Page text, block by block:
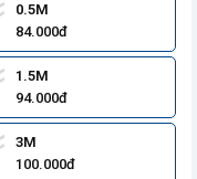
0.5M
84.000đ
1.5M
94.000đ
3M
100.000đ